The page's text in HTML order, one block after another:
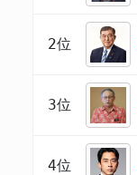
2位
3位
4位